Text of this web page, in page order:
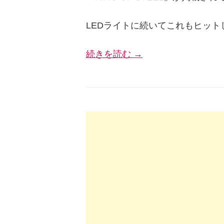
LEDライトに続いてこれもヒット
続きを読む →